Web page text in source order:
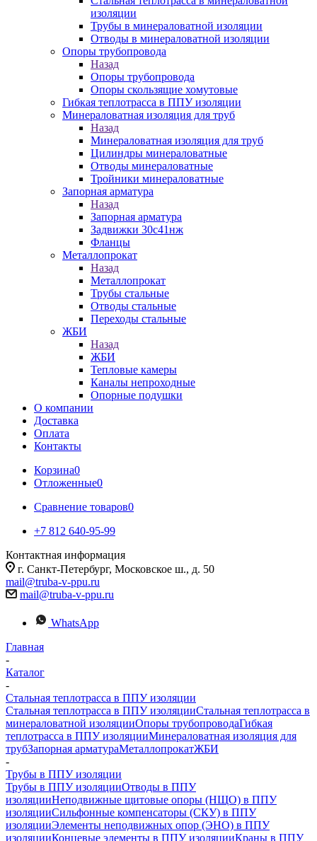
изоляции
Трубы в минераловатной изоляции
Отводы в минераловатной изоляции
Опоры трубопровода
Назад
Опоры трубопровода
Опоры скользящие хомутовые
Гибкая теплотрасса в ППУ изоляции
Минераловатная изоляция для труб
Назад
Минераловатная изоляция для труб
Цилиндры минераловатные
Отводы минераловатные
Тройники минераловатные
Запорная арматура
Назад
Запорная арматура
Задвижки 30с41нж
Фланцы
Металлопрокат
Назад
Металлопрокат
Трубы стальные
Отводы стальные
Переходы стальные
ЖБИ
Назад
ЖБИ
Тепловые камеры
Каналы непроходные
Опорные подушки
О компании
Доставка
Оплата
Контакты
Корзина0
Отложенные0
Сравнение товаров0
+7 812 640-95-99
Контактная информация
г. Санкт-Петербург, Московское ш., д. 50
mail@truba-v-ppu.ru
mail@truba-v-ppu.ru
WhatsApp
Главная
-
Каталог
-
Стальная теплотрасса в ППУ изоляции
Стальная теплотрасса в ППУ изоляцииСтальная теплотрасса в
минераловатной изоляцииОпоры трубопроводаГибкая
теплотрасса в ППУ изоляцииМинераловатная изоляция для
трубЗапорная арматураМеталлопрокатЖБИ
-
Трубы в ППУ изоляции
Трубы в ППУ изоляцииОтводы в ППУ
изоляцииНеподвижные щитовые опоры (НЩО) в ППУ
изоляцииCильфонные компенсаторы (СКУ) в ППУ
изоляцииЭлементы неподвижных опор (ЭНО) в ППУ
изоляцииКонцевые элементы в ППУ изоляцииКраны в ППУ